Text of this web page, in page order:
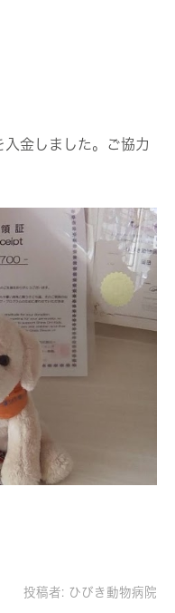
金しました。ご協力
投稿者: ひびき動物病院